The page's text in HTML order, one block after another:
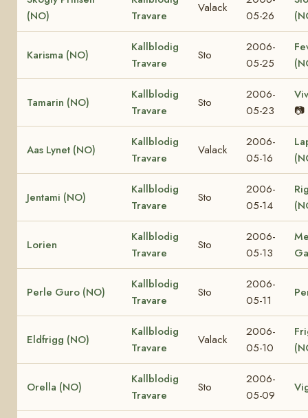
(NO)
Travare
Valack
05-26
Karisma (NO)
Kallblodig
Travare
Sto
2006-
05-25
Tamarin (NO)
Kallblodig
Travare
Sto
2006-
05-23
📷
Aas Lynet (NO)
Kallblodig
Travare
Valack
2006-
05-16
Jentami (NO)
Kallblodig
Travare
Sto
2006-
05-14
Lorien
Kallblodig
Travare
Sto
2006-
05-13
Perle Guro (NO)
Kallblodig
Travare
Sto
2006-
05-11
Eldfrigg (NO)
Kallblodig
Travare
Valack
2006-
05-10
Orella (NO)
Kallblodig
Travare
Sto
2006-
05-09